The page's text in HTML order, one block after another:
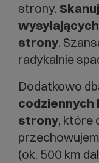
strony.
strony.
radykalnie
Dodatkowo
codziennych
strony, które
(ok. 500 km